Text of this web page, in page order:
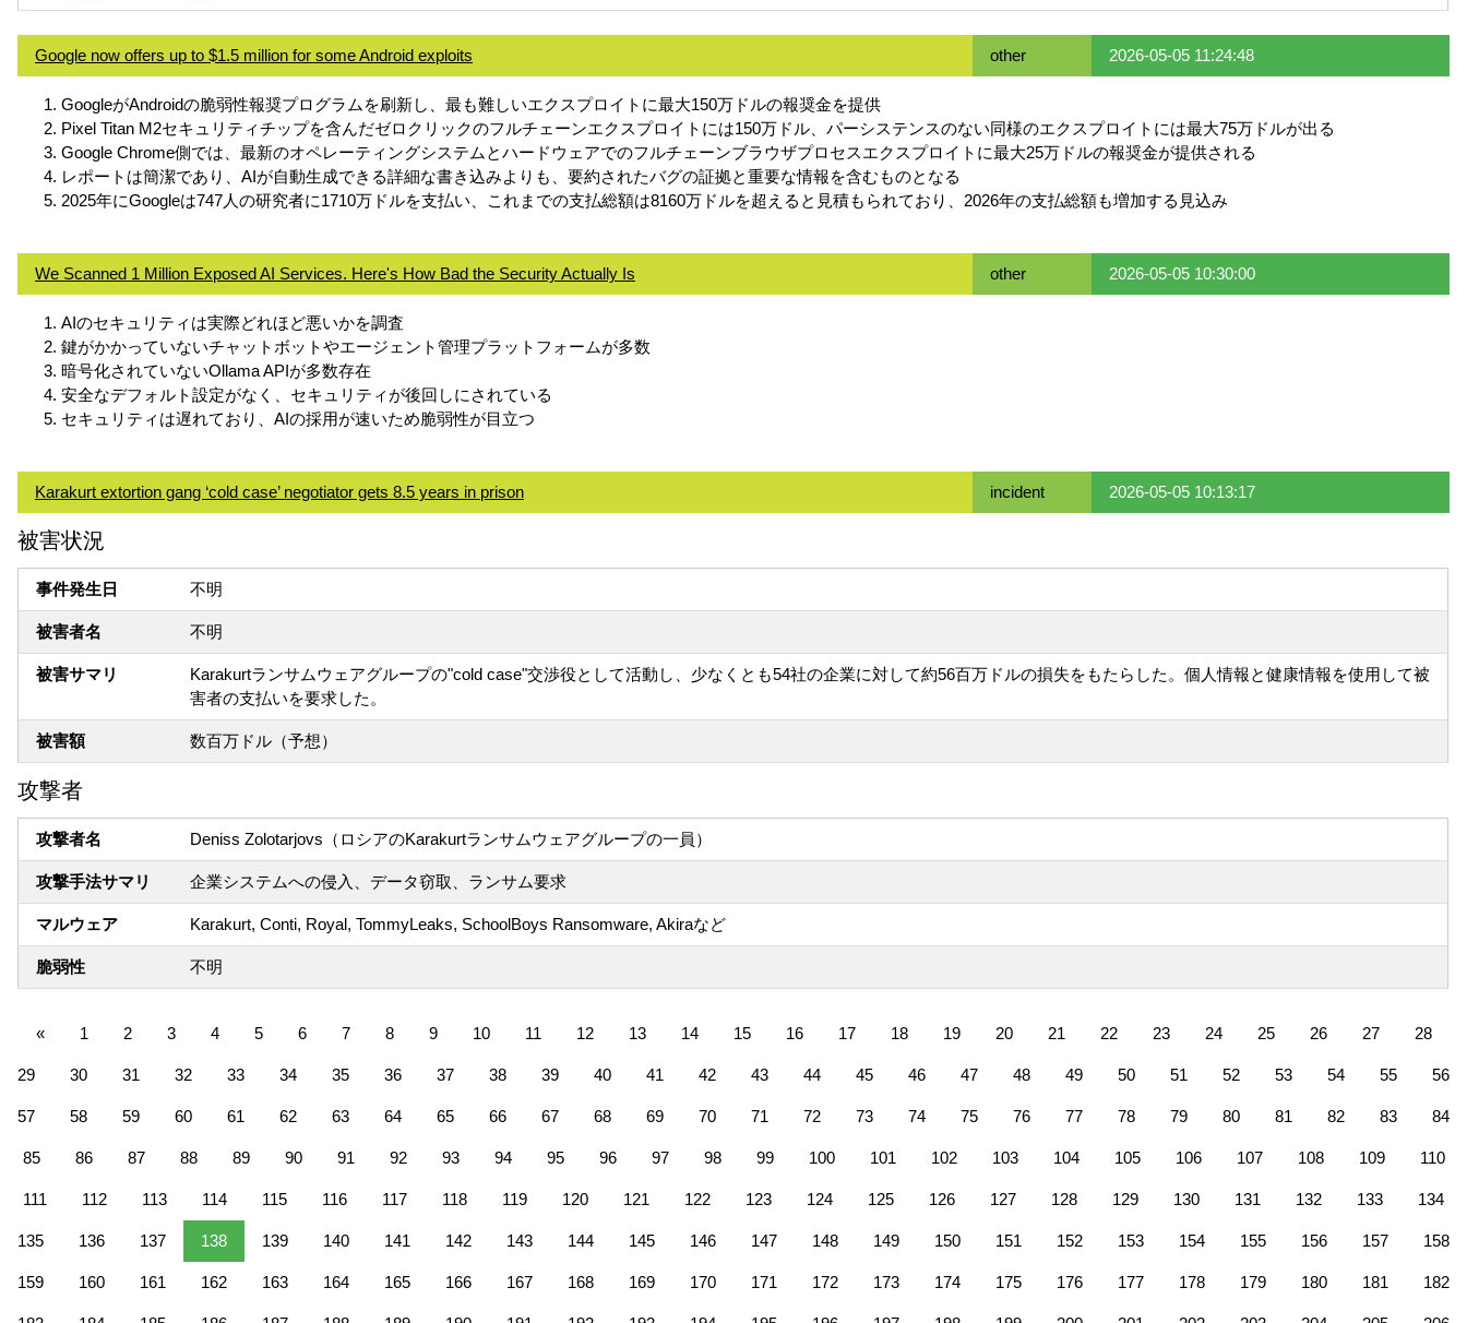
Google now offers up to $1.5 million for some Android exploits other 2026-05-05 11:24:48
GoogleがAndroidの脆弱性報奨プログラムを刷新し、最も難しいエクスプロイトに最大150万ドルの報奨金を提供
Pixel Titan M2セキュリティチップを含んだゼロクリックのフルチェーンエクスプロイトには150万ドル、パーシステンスのない同様のエクスプロイトには最大75万ドルが出る
Google Chrome側では、最新のオペレーティングシステムとハードウェアでのフルチェーンブラウザプロセスエクスプロイトに最大25万ドルの報奨金が提供される
レポートは簡潔であり、AIが自動生成できる詳細な書き込みよりも、要約されたバグの証拠と重要な情報を含むものとなる
2025年にGoogleは747人の研究者に1710万ドルを支払い、これまでの支払総額は8160万ドルを超えると見積もられており、2026年の支払総額も増加する見込み
We Scanned 1 Million Exposed AI Services. Here's How Bad the Security Actually Is other 2026-05-05 10:30:00
AIのセキュリティは実際どれほど悪いかを調査
鍵がかかっていないチャットボットやエージェント管理プラットフォームが多数
暗号化されていないOllama APIが多数存在
安全なデフォルト設定がなく、セキュリティが後回しにされている
セキュリティは遅れており、AIの採用が速いため脆弱性が目立つ
Karakurt extortion gang ‘cold case’ negotiator gets 8.5 years in prison incident 2026-05-05 10:13:17
被害状況
事件発生日 不明
被害者名 不明
被害サマリ
Karakurtランサムウェアグループの"cold case"交渉役として活動し、少なくとも54社の企業に対して約56百万ドルの損失をもたらした。個人情報と健康情報を使用して被
害者の支払いを要求した。
被害額 数百万ドル（予想）
攻撃者
攻撃者名 Deniss Zolotarjovs（ロシアのKarakurtランサムウェアグループの一員）
攻撃手法サマリ 企業システムへの侵入、データ窃取、ランサム要求
マルウェア Karakurt, Conti, Royal, TommyLeaks, SchoolBoys Ransomware, Akiraなど
脆弱性 不明
« 1 2 3 4 5 6 7 8 9 10 11 12 13 14 15 16 17 18 19 20 21 22 23 24 25 26 27 28
29 30 31 32 33 34 35 36 37 38 39 40 41 42 43 44 45 46 47 48 49 50 51 52 53 54 55 56
57 58 59 60 61 62 63 64 65 66 67 68 69 70 71 72 73 74 75 76 77 78 79 80 81 82 83 84
85 86 87 88 89 90 91 92 93 94 95 96 97 98 99 100 101 102 103 104 105 106 107 108 109 110
111 112 113 114 115 116 117 118 119 120 121 122 123 124 125 126 127 128 129 130 131 132 133 134
135 136 137 138 139 140 141 142 143 144 145 146 147 148 149 150 151 152 153 154 155 156 157 158
159 160 161 162 163 164 165 166 167 168 169 170 171 172 173 174 175 176 177 178 179 180 181 182